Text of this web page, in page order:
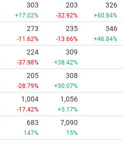
303
+17.02%
203
-32.92%
326
+60.84%
273
-11.62%
235
-13.66%
346
+46.84%
224
-37.98%
309
+38.42%
205
-28.79%
308
+50.07%
1,004
-17.42%
1,056
+5.17%
683
147%
7,090
15%